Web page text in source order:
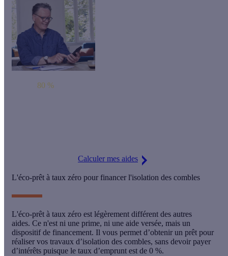
80 %
Calculer mes aides
L'éco-prêt à taux zéro pour financer l'isolation des combles
L'éco-prêt à taux zéro est légèrement différent des autres
aides. Ce n'est ni une prime, ni une aide versée, mais un
dispositif de financement. Il vous permet d’obtenir un prêt pour
réaliser vos travaux d’isolation des combles, sans devoir payer
d’intérêts puisque le taux d’emprunt est de 0 %.